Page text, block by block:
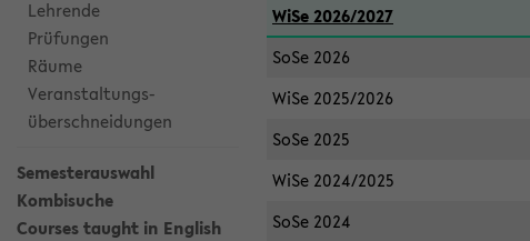
Lehrende
Prüfungen
Räume
Veranstaltungs-
überschneidungen
Semesterauswahl
Kombisuche
Courses taught in English
WiSe 2026/2027
SoSe 2026
WiSe 2025/2026
SoSe 2025
WiSe 2024/2025
SoSe 2024